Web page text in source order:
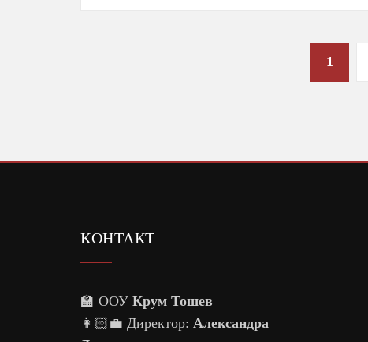
1
КОНТАКТ
🏫 ООУ Крум Тошев
👩🏻‍💼 Директор: Александра